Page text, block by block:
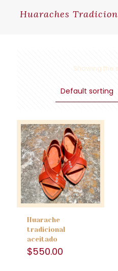
Huaraches
Showing the
Huarache
tradicional
aceitado
$550.00